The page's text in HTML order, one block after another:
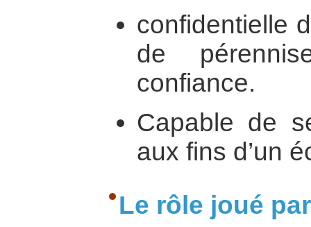
confidentielle
de
confiance.
Capable de
aux fins d’un
Le rôle joué